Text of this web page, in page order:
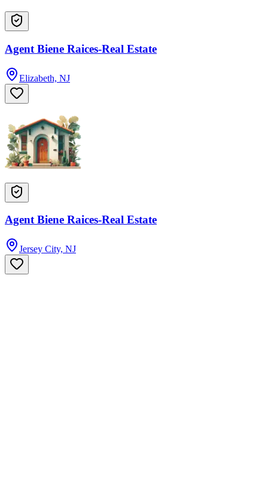
Agent Biene Raices-Real Estate
Elizabeth, NJ
Agent Biene Raices-Real Estate
Jersey City, NJ